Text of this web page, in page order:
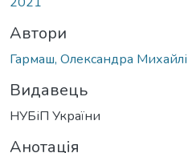
Автори
Гармаш, Олександра
Видавець
НУБіП України
Анотація